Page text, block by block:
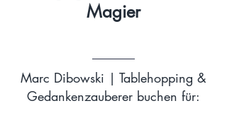
Magier
Marc Dibowski | Tablehopping &
Gedankenzauberer buchen für: